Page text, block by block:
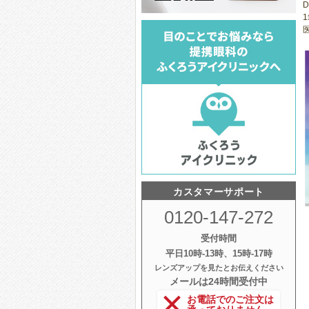
カスタマーサポート
0120-147-272
受付時間
平日10時‐13時、15時‐17時
レンズアップを見たとお伝えください
メールは24時間受付中
お電話でのご注文は